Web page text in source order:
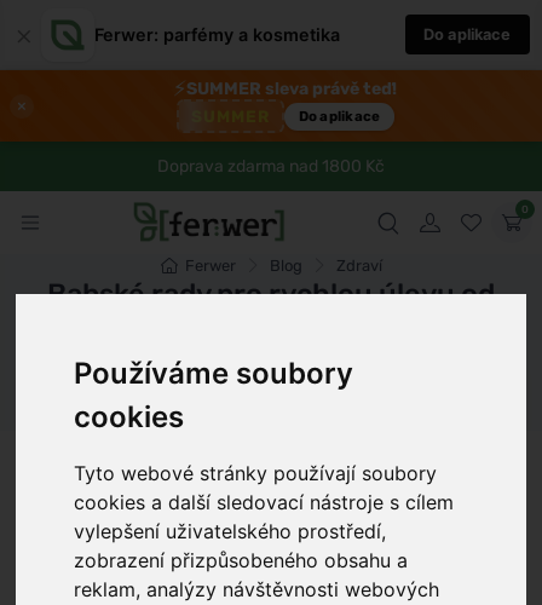
Používáme soubory
cookies
Tyto webové stránky používají soubory
cookies a další sledovací nástroje s cílem
vylepšení uživatelského prostředí,
zobrazení přizpůsobeného obsahu a
reklam, analýzy návštěvnosti webových
Ferwer: parfémy a kosmetika Do aplikace
×
⚡SUMMER sleva právě teď!
Do aplikace
Doprava zdarma nad 1800 Kč
0
Ferwer Blog Zdraví
Babské rady pro rychlou úlevu od